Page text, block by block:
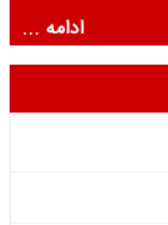
ادامه ...